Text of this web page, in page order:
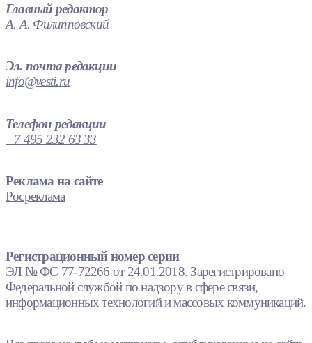
Главный редактор
А. А. Филипповский
Эл. почта редакции
info@vesti.ru
Телефон редакции
+7 495 232 63 33
Реклама на сайте
Росреклама
Регистрационный номер серии
ЭЛ № ФС 77-72266 от 24.01.2018. Зарегистрировано
Федеральной службой по надзору в сфере связи,
информационных технологий и массовых коммуникаций.